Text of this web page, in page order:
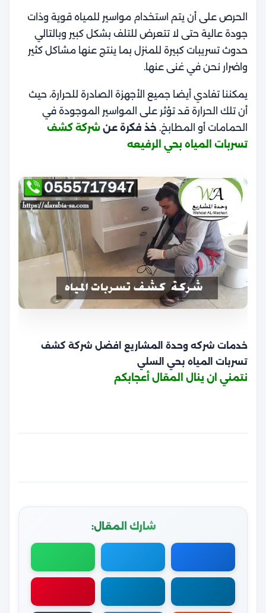
الحرص على أن يتم استخدام مواسير للمياه قوية وذات
جودة عالية حتى لا تتعرض للتلف بشكل كبير وبالتالي
حدوث تسريبات كبيرة للمنزل بما ينتج عنها مشاكل كثير
واضرار نحن في غنى عنها.
يمكننا تفادي أيضا جميع الأجهزة الصادرة للحرارة، حيث
أن تلك الحرارة قد تؤثر على المواسير الموجودة في
الحمامات أو المطابخ. خذ فكرة عن شركة كشف
تسربات المياه بحي الرفيعه
خدمات شركه وحدة المشاريع افضل شركة كشف
تسربات المياه بحي السلي
نتمني ان ينال المقال أعجابكم
شارك المقال: